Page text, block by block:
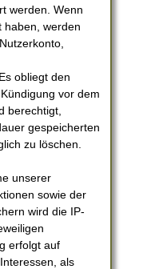
werden. Wenn
haben, werden
obliegt den
vor dem
berechtigt,
gespeicherten
zu löschen.
unserer
sowie der
wird die IP-
erfolgt auf
als